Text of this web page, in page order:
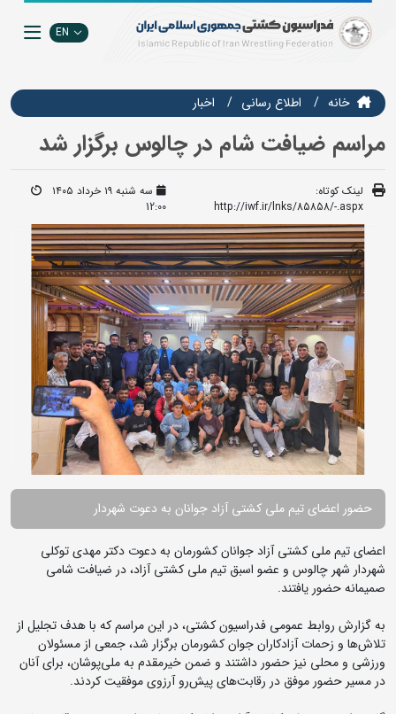
EN
خانه اطلاع رسانی اخبار
مراسم ضیافت شام در چالوس برگزار شد
لینک کوتاه:
http://iwf.ir/lnks/85858/-.aspx
سه شنبه ۱۹ خرداد ۱۴۰۵
12:00
حضور اعضای تیم ملی کشتی آزاد جوانان به دعوت شهردار
اعضای تیم ملی کشتی آزاد جوانان کشورمان به دعوت دکتر مهدی توکلی
شهردار شهر چالوس و عضو اسبق تیم ملی کشتی آزاد، در ضیافت شامی
صمیمانه حضور یافتند.
به گزارش روابط عمومی فدراسیون کشتی، در این مراسم که با هدف تجلیل از
تلاش‌ها و زحمات آزادکاران جوان کشورمان برگزار شد، جمعی از مسئولان
ورزشی و محلی نیز حضور داشتند و ضمن خیرمقدم به ملی‌پوشان، برای آنان
در مسیر حضور موفق در رقابت‌های پیش‌رو آرزوی موفقیت کردند.